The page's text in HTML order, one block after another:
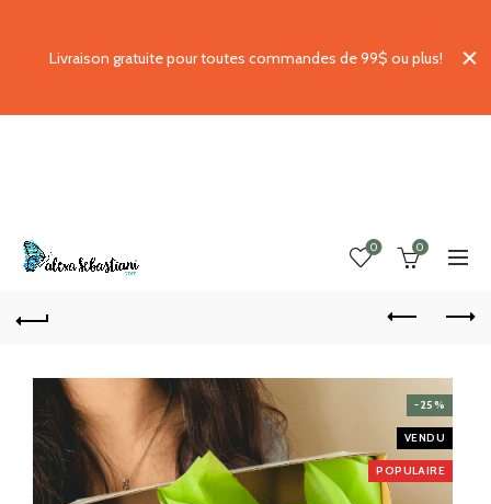
0 0
-25%
VENDU
POPULAIRE
Livraison gratuite pour toutes commandes de 99$ ou plus!